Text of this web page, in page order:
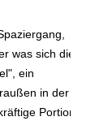
was sich die
ein
in der
Portion